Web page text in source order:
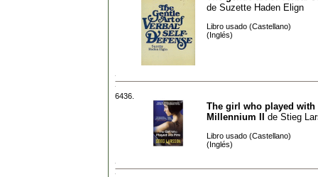
de Suzette Haden Elign
Libro usado (Castellano)
(Inglés)
6436.
The girl who played with
Millennium II
de Stieg
Libro usado (Castellano)
(Inglés)